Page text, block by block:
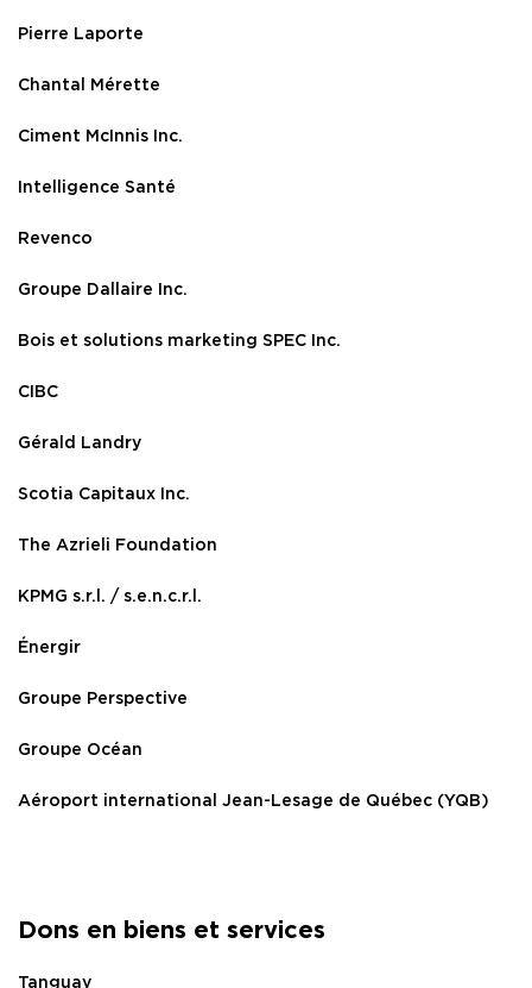
Pierre Laporte
Chantal Mérette
Ciment McInnis Inc.
Intelligence Santé
Revenco
Groupe Dallaire Inc.
Bois et solutions marketing SPEC Inc.
CIBC
Gérald Landry
Scotia Capitaux Inc.
The Azrieli Foundation
KPMG s.r.l. / s.e.n.c.r.l.
Énergir
Groupe Perspective
Groupe Océan
Aéroport international Jean-Lesage de Québec (YQB)
Dons en biens et services
Tanguay